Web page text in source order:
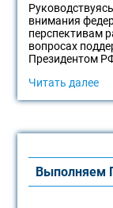
внимания
перспективам
вопросах
Президентом
Читать далее
Выполняем